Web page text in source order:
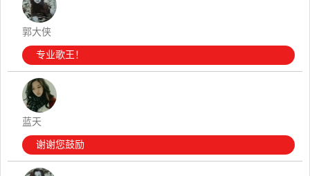
郭大侠
专业歌王！
蓝天
谢谢您鼓励